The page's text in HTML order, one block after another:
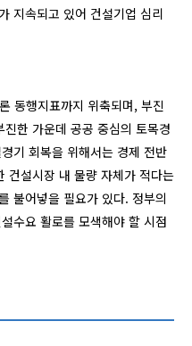
지속되고 있어 건설기업 심리
동행지표까지 위축되며, 부진
한 가운데 공공 중심의 토목경
기 회복을 위해서는 경제 전반
건설시장 내 물량 자체가 적다는
불어넣을 필요가 있다. 정부의
수요 활로를 모색해야 할 시점